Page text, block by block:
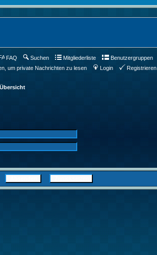
FAQ Suchen Mitgliederliste
Benutzergruppen
um private Nachrichten zu lesen Login Registrieren